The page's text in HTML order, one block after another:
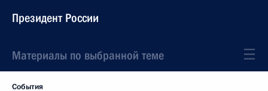
Президент России
Материалы по выбранной теме
События